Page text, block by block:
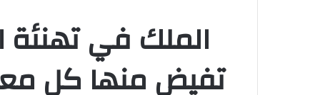
الملك في تهنئة
تفيض منها كل